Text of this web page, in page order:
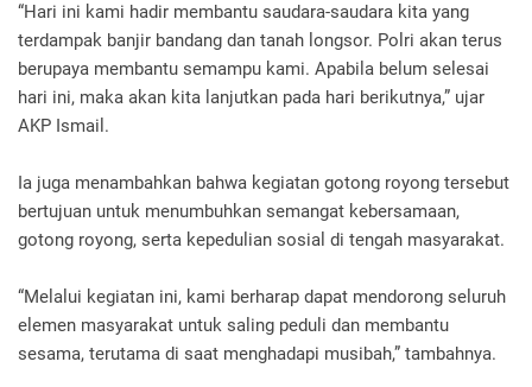
“Hari ini kami hadir membantu saudara-saudara kita yang
terdampak banjir bandang dan tanah longsor. Polri akan terus
berupaya membantu semampu kami. Apabila belum selesai
hari ini, maka akan kita lanjutkan pada hari berikutnya,” ujar
AKP Ismail.
Ia juga menambahkan bahwa kegiatan gotong royong tersebut
bertujuan untuk menumbuhkan semangat kebersamaan,
gotong royong, serta kepedulian sosial di tengah masyarakat.
“Melalui kegiatan ini, kami berharap dapat mendorong seluruh
elemen masyarakat untuk saling peduli dan membantu
sesama, terutama di saat menghadapi musibah,” tambahnya.